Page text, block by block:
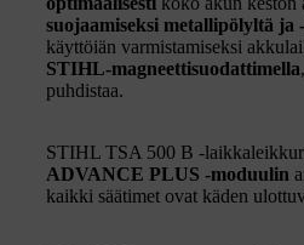
suojaamiseksi metallipölyltä ja
käyttöiän varmistamiseksi
STIHL-magneettisuodattimella
puhdistaa.
STIHL TSA 500 B -
ADVANCE PLUS -moduulin
kaikki säätimet ovat käden